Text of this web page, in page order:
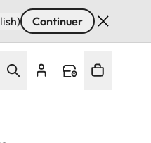
Continuer